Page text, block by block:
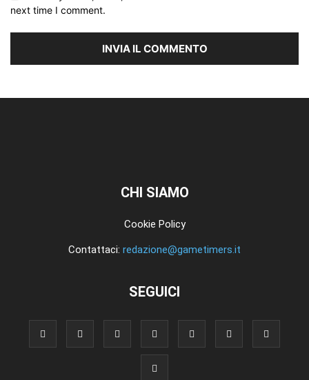
next time I comment.
CHI SIAMO
Cookie Policy
Contattaci: redazione@gametimers.it
SEGUICI